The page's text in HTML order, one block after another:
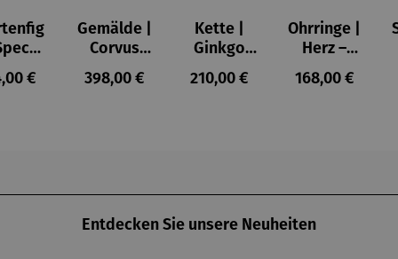
Preis:
€
Gemälde |
Corvus
Libri,
gerahmt –
Regulärer Preis:
398,00 €
Kette |
Ginkgo
mit Achat
– Petra
Regulärer Preis:
210,00 €
Ohrringe |
Herz –
Juliet
Regulärer
168,00 €
Entdecken Sie unsere Neuheiten